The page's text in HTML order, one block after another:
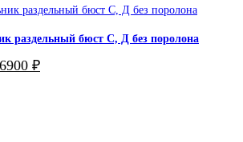
раздельный бюст С, Д без поролона
Первоначальная
цена
6900 ₽Текущая
цена: